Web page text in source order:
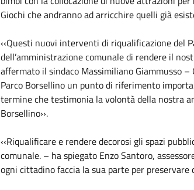
Giochi che andranno ad arricchire quelli già
‹‹Questi nuovi interventi di riqualificazione del
dell’amministrazione comunale di rendere il
affermato il sindaco Massimiliano Giammusso
Parco Borsellino un punto di riferimento
termine che testimonia la volontà della nostra
Borsellino››.
‹‹Riqualificare e rendere decorosi gli spazi
comunale. – ha spiegato Enzo Santoro,
ogni cittadino faccia la sua parte per preservare